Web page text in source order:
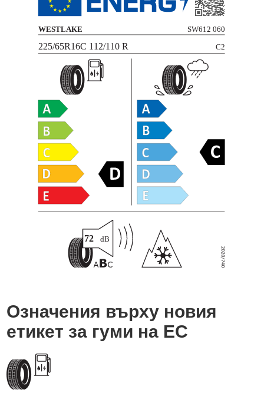
Означения върху новия
етикет за гуми на ЕС